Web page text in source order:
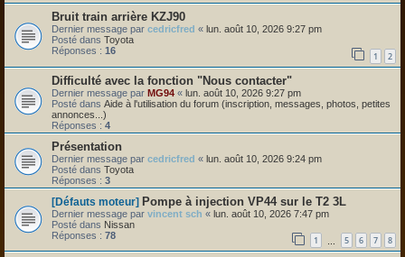
Bruit train arrière KZJ90
Dernier message par cedricfred « lun. août 10, 2026 9:27 pm
Posté dans Toyota
Réponses : 16 1 2
Difficulté avec la fonction "Nous contacter"
Dernier message par MG94 « lun. août 10, 2026 9:27 pm
Posté dans Aide à l'utilisation du forum (inscription, messages, photos, petites
annonces...)
Réponses : 4
Présentation
Dernier message par cedricfred « lun. août 10, 2026 9:24 pm
Posté dans Toyota
Réponses : 3
[Défauts moteur] Pompe à injection VP44 sur le T2 3L
Dernier message par vincent sch « lun. août 10, 2026 7:47 pm
Posté dans Nissan
Réponses : 78 1 5 6 7 8